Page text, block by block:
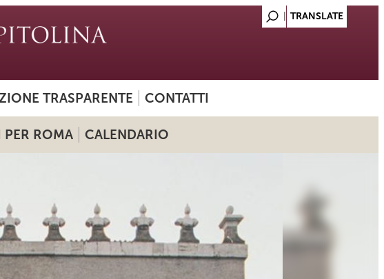
TRASPARENTE CONTATTI
PER ROMA CALENDARIO